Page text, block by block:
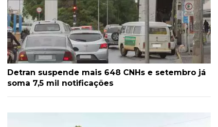
Detran suspende mais 648 CNHs e setembro já
soma 7,5 mil notificações